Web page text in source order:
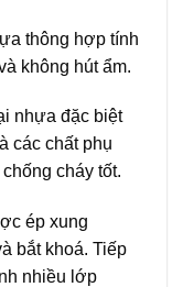
thông hợp tính
không hút ẩm.
nhựa đặc biệt
các chất phụ
cháy tốt.
ép xung
bắt khoá. Tiếp
nhiều lớp